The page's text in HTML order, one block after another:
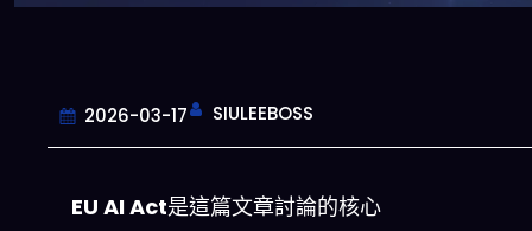
2026-03-17 SIULEEBOSS
EU AI Act是這篇文章討論的核心